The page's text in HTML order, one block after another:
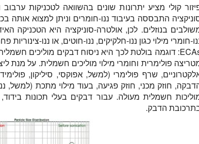
קולי מציע יתרונות שונים בהשוואה לטכניקות
התבססה בעיבוד ננו-חומרים וניתן למצוא אותה
בנוזלים. לכן, אולטרה-סוניקציה היא הטכניקה
חומרי מילוי כגון ננו-חלקיקים, ננו-חוטים, או ננו-צינוריות
פולימרית וחומרי מילוי מוליכים חשמלית. על מנת
שרף פולימרי (למשל, אפוקסי, סיליקון,
חוזק מכני, חוזק פגיעה, בעוד מילוי מתכת (למשל,
חשמלית מעולה. עבור דבקים בעלי תכונות
הדבק.